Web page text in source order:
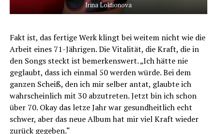
Irina Loktionova
Fakt ist, das fertige Werk klingt bei weitem nicht wie die
Arbeit eines 71-Jährigen. Die Vitalität, die Kraft, die in
den Songs steckt ist bemerkenswert. „Ich hätte nie
geglaubt, dass ich einmal 50 werden würde. Bei dem
ganzen Scheiß, den ich mir selber antat, glaubte ich
wahrscheinlich mit 30 abzutreten. Jetzt bin ich schon
über 70. Okay das letze Jahr war gesundheitlich echt
schwer, aber das neue Album hat mir viel Kraft wieder
zurück gegeben.“